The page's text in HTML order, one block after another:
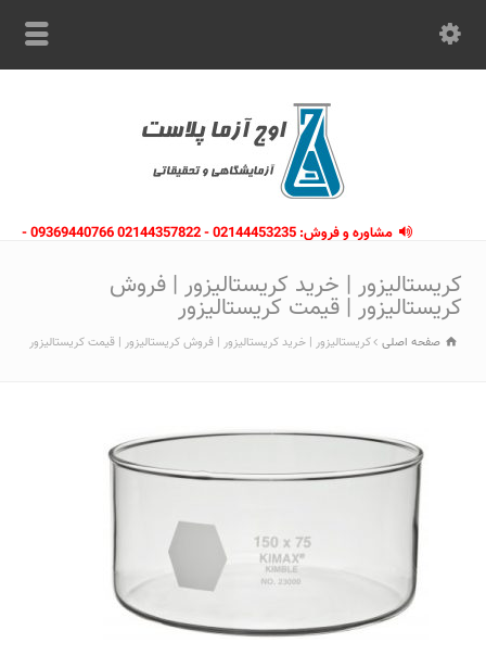
مشاوره و فروش: 02144453235 - 02144357822 09369440766 -
کریستالیزور | خرید کریستالیزور | فروش
کریستالیزور | قیمت کریستالیزور
صفحه اصلی کریستالیزور | خرید کریستالیزور | فروش کریستالیزور | قیمت کریستالیزور